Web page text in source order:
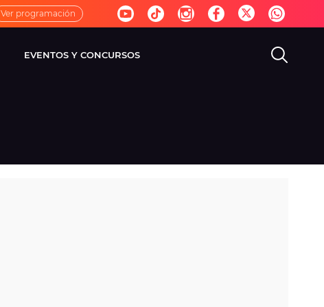
Ver programación
EVENTOS Y CONCURSOS